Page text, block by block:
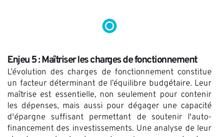
Enjeu 5 : Maîtriser les charges de fonctionnement
L’évolution des charges de fonctionnement constitue
un facteur déterminant de l’équilibre budgétaire. Leur
maîtrise est essentielle, non seulement pour contenir
les dépenses, mais aussi pour dégager une capacité
d'épargne suffisant permettant de soutenir l'auto-
financement des investissements. Une analyse de leur